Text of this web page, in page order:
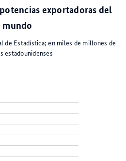
exportadoras del
mundo
de Estadística; en miles de millones de
estadounidenses